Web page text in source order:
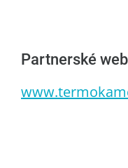
Partnerské